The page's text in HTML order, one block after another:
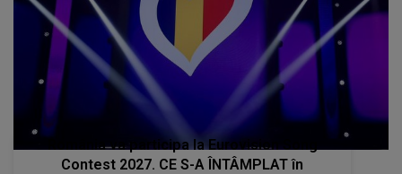
România va participa la Eurovision Song
Contest 2027. CE S-A ÎNTÂMPLAT în